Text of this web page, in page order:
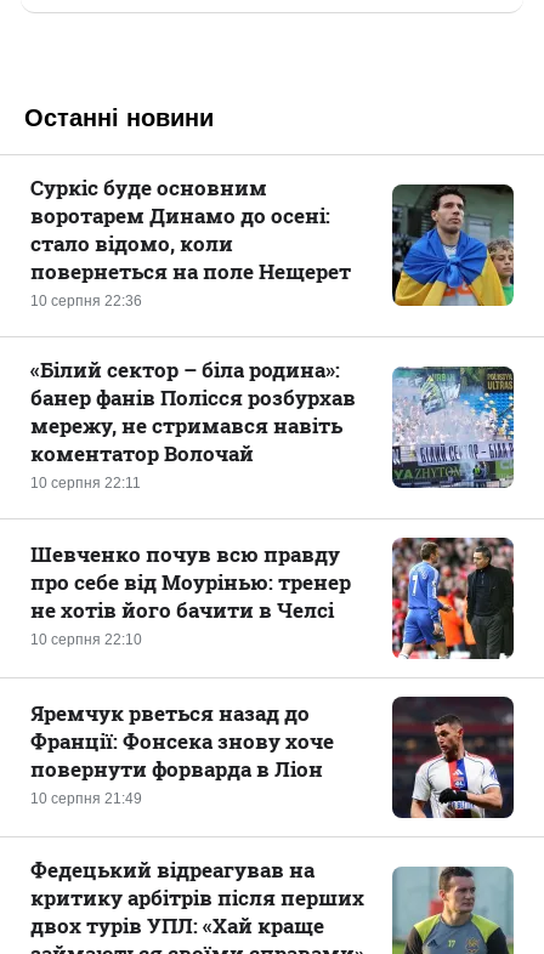
Останні новини
10 серпня 22:36
Суркіс буде основним
воротарем Динамо до осені:
стало відомо, коли
повернеться на поле Нещерет
10 серпня 22:11
«Білий сектор – біла родина»:
банер фанів Полісся розбурхав
мережу, не стримався навіть
коментатор Волочай
10 серпня 22:10
Шевченко почув всю правду
про себе від Моурінью: тренер
не хотів його бачити в Челсі
10 серпня 21:49
Яремчук рветься назад до
Франції: Фонсека знову хоче
повернути форварда в Ліон
Федецький відреагував на
критику арбітрів після перших
двох турів УПЛ: «Хай краще